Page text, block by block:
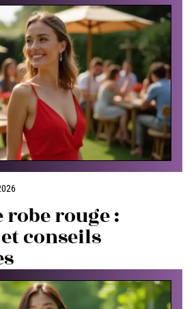
rouge :
conseils